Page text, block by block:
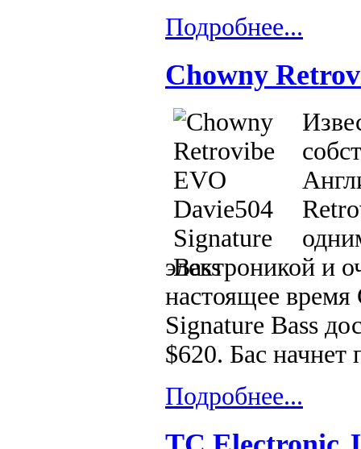
Подробнее...
Chowny
электроникой и
настоящее
Signature Bass
$620. Бас начнет
Подробнее...